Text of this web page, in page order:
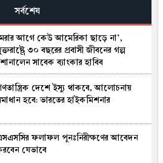
সর্বশেষ
আগে কেউ আমেরিকা ছাড়ে না’,
৩০ বছরের প্রবাসী জীবনের গল্প
সাবেক ব্যাংকার হাবিব
দেশে ইস্যু থাকবে, আলোচনায়
হবে: ভারতের হাইকমিশনার
ফলাফল পুনঃনিরীক্ষণের আবেদন
যেভাবে